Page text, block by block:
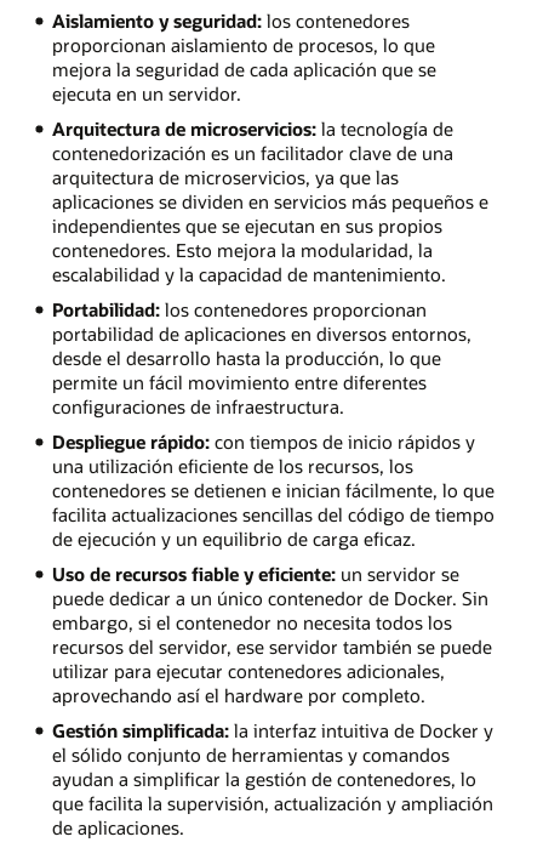
Aislamiento y seguridad:los contenedores
proporcionan aislamiento de procesos, lo que
mejora la seguridad de cada aplicación que se
ejecuta en un servidor.
Arquitectura de microservicios:la tecnología de
contenedorización es un facilitador clave de una
arquitectura de microservicios, ya que las
aplicaciones se dividen en servicios más pequeños e
independientes que se ejecutan en sus propios
contenedores. Esto mejora la modularidad, la
escalabilidad y la capacidad de mantenimiento.
Portabilidad:los contenedores proporcionan
portabilidad de aplicaciones en diversos entornos,
desde el desarrollo hasta la producción, lo que
permite un fácil movimiento entre diferentes
configuraciones de infraestructura.
Despliegue rápido:con tiempos de inicio rápidos y
una utilización eficiente de los recursos, los
contenedores se detienen e inician fácilmente, lo que
facilita actualizaciones sencillas del código de tiempo
de ejecución y un equilibrio de carga eficaz.
Uso de recursos fiable y eficiente:un servidor se
puede dedicar a un único contenedor de Docker. Sin
embargo, si el contenedor no necesita todos los
recursos del servidor, ese servidor también se puede
utilizar para ejecutar contenedores adicionales,
aprovechando así el hardware por completo.
Gestión simplificada:la interfaz intuitiva de Docker y
el sólido conjunto de herramientas y comandos
ayudan a simplificar la gestión de contenedores, lo
que facilita la supervisión, actualización y ampliación
de aplicaciones.